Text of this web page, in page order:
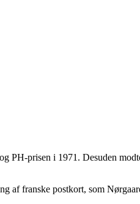
PH-prisen i 1971. Desuden
af franske postkort, som